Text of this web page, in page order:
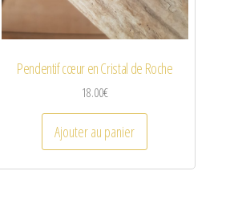
Pendentif cœur en Cristal de Roche
18.00€
Ajouter au panier